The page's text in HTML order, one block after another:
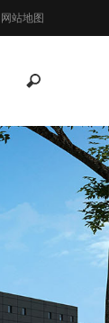
网站地图